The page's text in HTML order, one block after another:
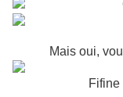
Mais oui,
Fifine